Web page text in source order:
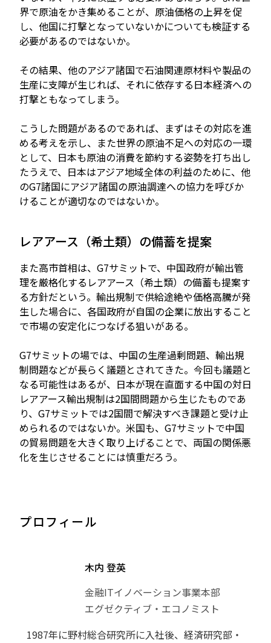
界で原油をかき集めることが、原油価格の上昇を促
し、他国に打撃となっていないかについても検証する
必要があるのではないか。
その結果、他のアジア諸国で石油関連原材料や製品の
生産に支障が生じれば、それに依存する日本経済への
打撃ともなってしまう。
こうした問題があるのであれば、まずはその対応を進
める考えを示し、また世界の原油不足への対応の一環
として、日本も原油の消費を節約する姿勢を打ち出し
たうえで、日本はアジア地域全体の利益のために、他
のG7諸国にアジア諸国の原油調達への協力を呼びか
けることが適切なのではないか。
レアアース（希土類）の備蓄を提案
また高市首相は、G7サミットで、中国政府が輸出管
理を厳格化するレアアース（希土類）の備蓄も提案す
る方針だという。輸出規制で供給途絶や価格高騰が発
生した場合に、各国政府が自国の企業に放出すること
で市場の安定化につなげる狙いがある。
G7サミットの場では、中国の生産過剰問題、輸出規
制問題などが長らく議題とされてきた。今回も議題と
なる可能性はあるが、日本が現在直面する中国の対日
レアアース輸出規制は2国間問題から生じたものであ
り、G7サミットでは2国間で解決すべき課題と受け止
められるのではないか。米国も、G7サミットで中国
の貿易問題を大きく取り上げることで、両国の関係悪
化を生じさせることには慎重だろう。
プロフィール
木内 登英
金融ITイノベーション事業本部
エグゼクティブ・エコノミスト
1987年に野村総合研究所に入社後、経済研究部・